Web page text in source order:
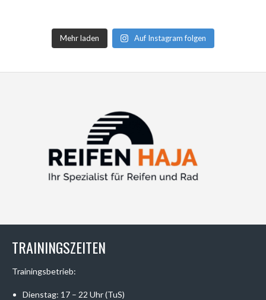
Mehr laden Auf Instagram folgen
TRAININGSZEITEN
Trainingsbetrieb:
Dienstag: 17 – 22 Uhr (TuS)